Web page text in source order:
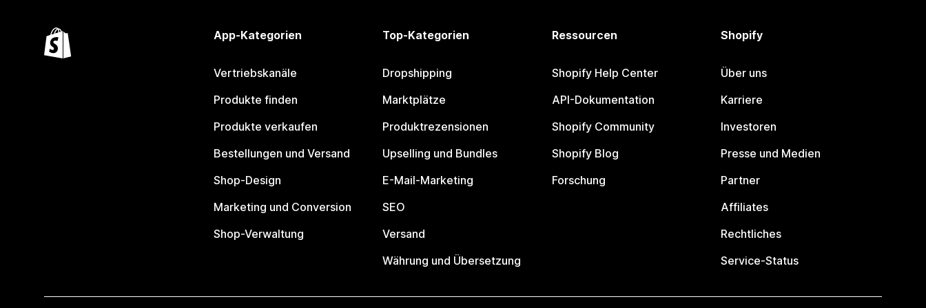
App-Kategorien
Vertriebskanäle
Produkte finden
Produkte verkaufen
Bestellungen und Versand
Shop-Design
Marketing und Conversion
Shop-Verwaltung
Top-Kategorien
Dropshipping
Marktplätze
Produktrezensionen
Upselling und Bundles
E-Mail-Marketing
SEO
Versand
Währung und Übersetzung
Ressourcen
Shopify Help Center
API-Dokumentation
Shopify Community
Shopify Blog
Forschung
Shopify
Über uns
Karriere
Investoren
Presse und Medien
Partner
Affiliates
Rechtliches
Service-Status